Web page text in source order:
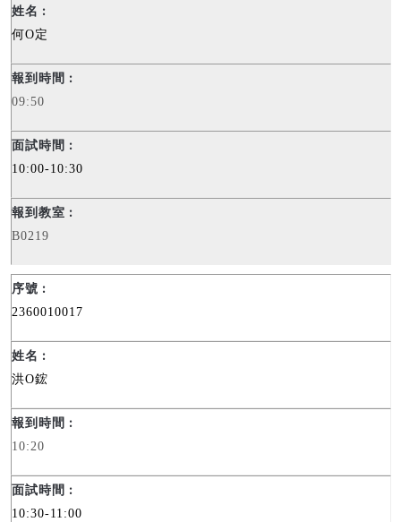
何O定
09:50
10:00-10:30
B0219
2360010017
洪O鋐
10:20
10:30-11:00